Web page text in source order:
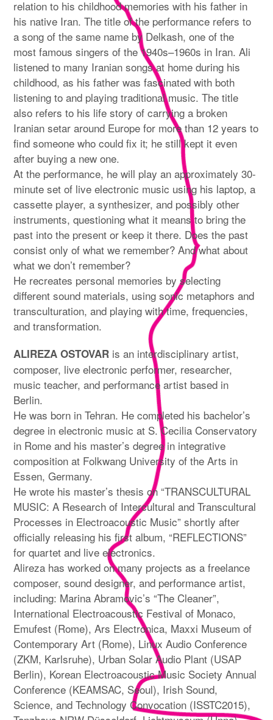
relation to his childhood memories with his father in
his native Iran. The title of the performance refers to
a song of the same name by Delkash, one of the
most famous singers of the 1940s–1960s in Iran. Ali
listened to many Iranian songs at home during his
childhood, as his father was fascinated with both
listening to and playing traditional music. The title
also refers to his life story of carrying a broken
Iranian setar around Europe for more than 12 years to
find someone who could fix it; he still kept it even
after buying a new one.
At the performance, he will play an approximately 30-
minute set of live electronic music using his laptop, a
cassette player, a synthesizer, and possibly other
instruments, questioning what it means to bring the
past into the present or keep it there. Does the past
consist only of what we remember? And what about
what we don’t remember?
He recreates personal memories by selecting
different sound materials, using sonic metaphors and
transculturation, and playing with time, frequencies,
and transformation.
ALIREZA OSTOVAR is an interdisciplinary artist,
composer, live electronic performer, researcher,
music teacher, and performance artist based in
Berlin.
He was born in Tehran. He completed his bachelor’s
degree in electronic music at S. Cecilia Conservatory
in Rome and his master’s degree in integrative
composition at Folkwang University of the Arts in
Essen, Germany.
He wrote his master’s thesis on “TRANSCULTURAL
MUSIC: A Research of Intercultural and Transcultural
Processes in Electroacoustic Music” shortly after
officially releasing his first album, “REFLECTIONS”
for quartet and live electronics.
Alireza has worked on many projects as a freelance
composer, sound designer, and performance artist,
including: Marina Abramovic’s “The Cleaner”,
International Electroacoustic Festival of Monaco,
Emufest (Rome), Ars Electronica, Maxxi Museum of
Contemporary Art (Rome), Linux Audio Conference
(ZKM, Karlsruhe), Urban Solar Audio Plant (USAP
Berlin), Korean Electroacoustic Music Society Annual
Conference (KEAMSAC, Seoul), Irish Sound,
Science, and Technology Convocation (ISSTC2015),